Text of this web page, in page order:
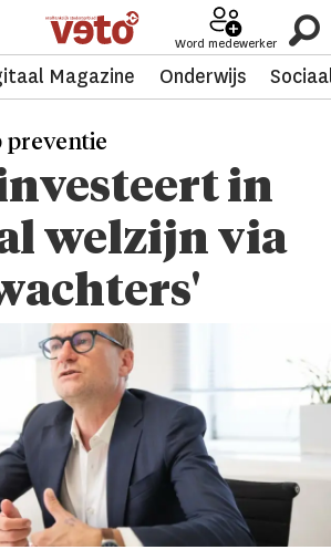
Word medewerker
Magazine Onderwijs
preventie
in
welzijn via